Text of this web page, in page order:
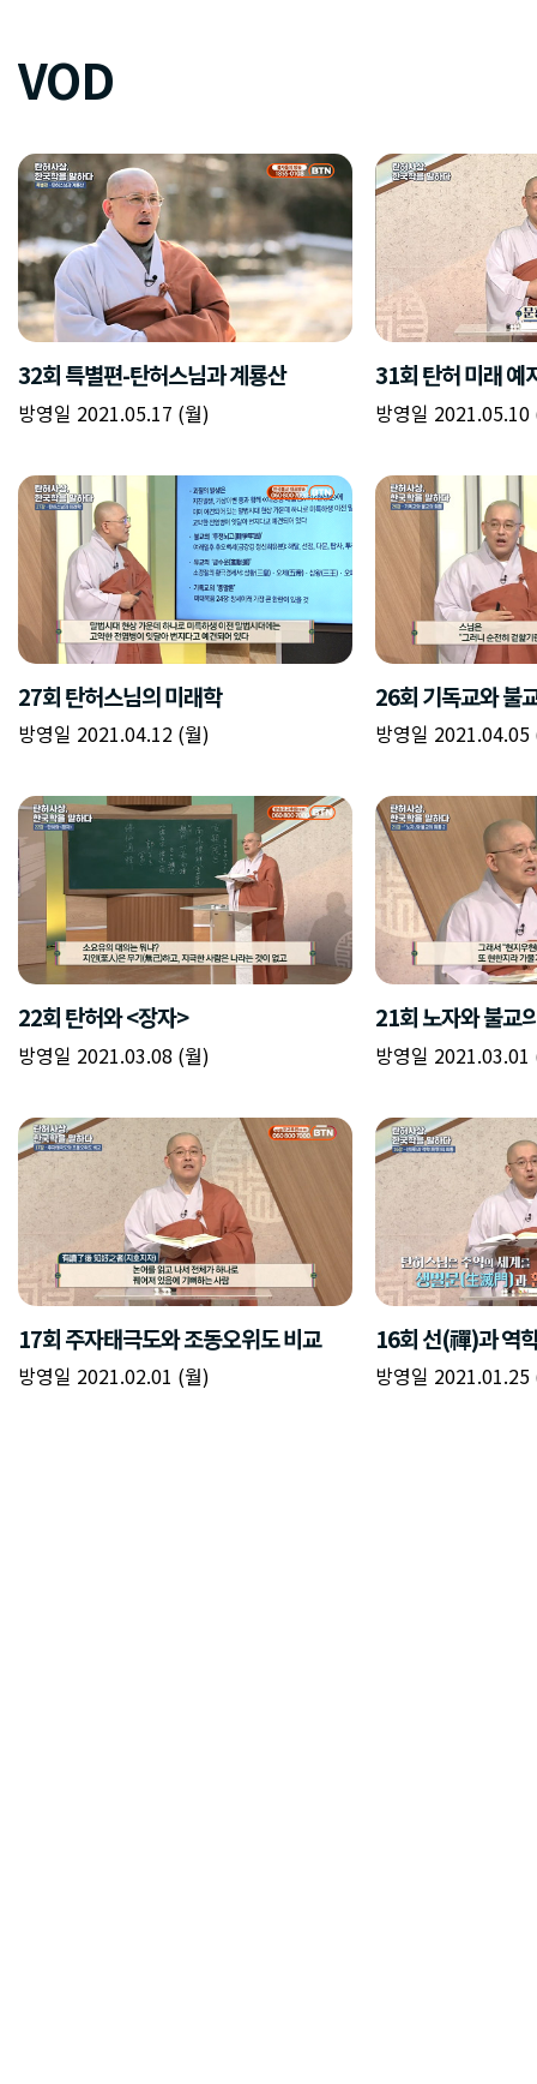
VOD
32회 특별편-탄허스님과 계룡산
방영일 2021.05.17 (월)
31회 탄허 미래 예
방영일 2021.05.10
27회 탄허스님의 미래학
방영일 2021.04.12 (월)
26회 기독교와 불
방영일 2021.04.05
22회 탄허와 <장자>
방영일 2021.03.08 (월)
21회 노자와 불교
방영일 2021.03.01
17회 주자태극도와 조동오위도 비교
방영일 2021.02.01 (월)
16회 선(禪)과 역
방영일 2021.01.25